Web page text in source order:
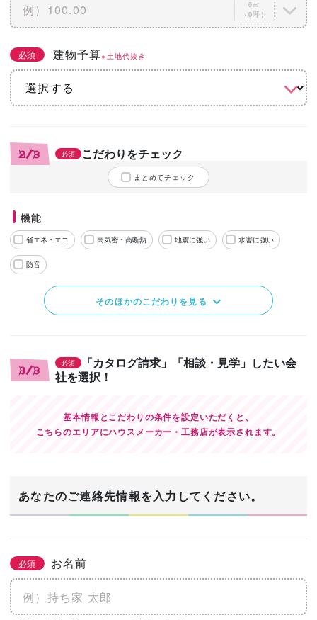
0㎡
（0坪）
必須 建物予算※土地代抜き
2/3 必須 こだわりをチェック
まとめてチェック
機能
省エネ・エコ 高気密・高断熱 地震に強い 水害に強い
防音
そのほかのこだわりを見る
3/3
必須
「カタログ請求」「相談・見学」したい会
社を選択！
基本情報とこだわりの条件を設定いただくと、
こちらのエリアにハウスメーカー・工務店が表示されます。
あなたのご連絡先情報を入力してください。
必須 お名前